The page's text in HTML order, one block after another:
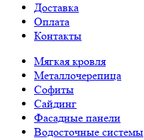
Доставка
Оплата
Контакты
Мягкая кровля
Металлочерепица
Софиты
Сайдинг
Фасадные панели
Водосточные системы